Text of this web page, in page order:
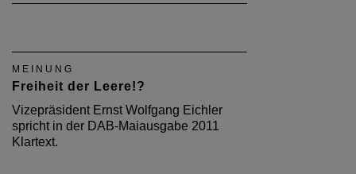
MEINUNG
Freiheit der Leere!?
Vizepräsident Ernst Wolfgang Eichler
spricht in der DAB-Maiausgabe 2011
Klartext.